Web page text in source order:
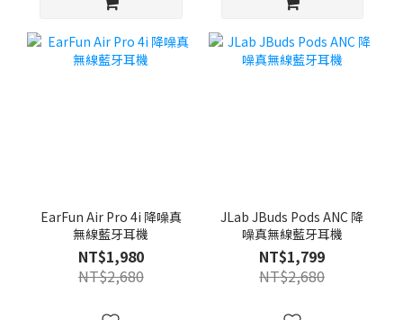
EarFun Air Pro 4i 降噪真
無線藍牙耳機
NT$1,980
NT$2,680
JLab JBuds Pods ANC 降
噪真無線藍牙耳機
NT$1,799
NT$2,680